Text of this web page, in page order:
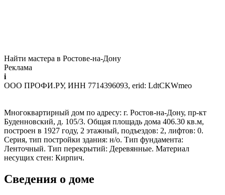
Найти мастера в Ростове-на-Дону
Реклама
i
ООО ПРОФИ.РУ, ИНН 7714396093, erid: LdtCKWmeo
Многоквартирный дом по адресу: г. Ростов-на-Дону, пр-кт
Буденновский, д. 105/3. Общая площадь дома 406.30 кв.м,
построен в 1927 году, 2 этажный, подъездов: 2, лифтов: 0.
Серия, тип постройки здания: н/о. Тип фундамента:
Ленточный. Тип перекрытий: Деревянные. Материал
несущих стен: Кирпич.
Сведения о доме